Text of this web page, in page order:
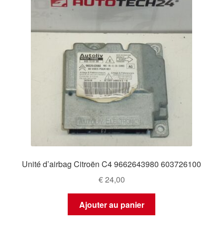
Unité d’airbag Citroën C4 9662643980 603726100
€24,00
Ajouter au panier